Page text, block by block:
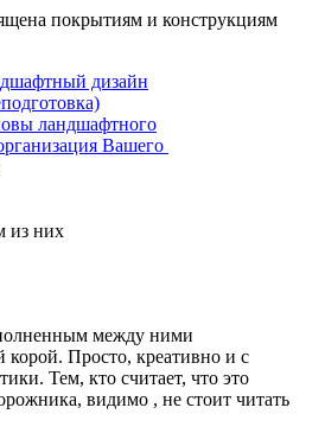
покрытиям и конструкциям
дизайн
ландшафтного
Вашего
из них
между ними
корой. Просто, креативно и с
Тем, кто считает, что это
видимо , не стоит читать